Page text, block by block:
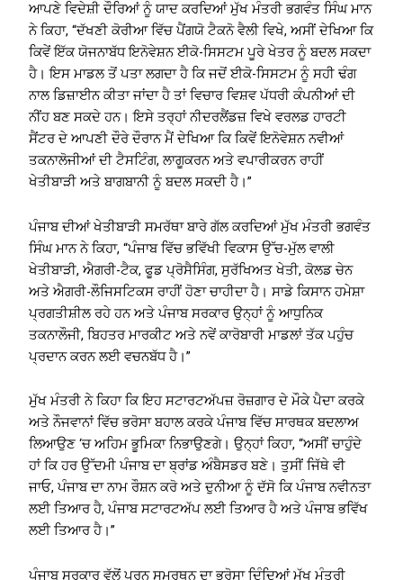
ਆਪਣੇ ਵਿਦੇਸ਼ੀ ਦੌਰਿਆਂ ਨੂੰ ਯਾਦ ਕਰਦਿਆਂ ਮੁੱਖ ਮੰਤਰੀ ਭਗਵੰਤ ਸਿੰਘ ਮਾਨ
ਨੇ ਕਿਹਾ, “ਦੱਖਣੀ ਕੋਰੀਆ ਵਿੱਚ ਪੈਂਗਯੋ ਟੈਕਨੋ ਵੈਲੀ ਵਿਖੇ, ਅਸੀਂ ਦੇਖਿਆ ਕਿ
ਕਿਵੇਂ ਇੱਕ ਯੋਜਨਾਬੱਧ ਇਨੋਵੇਸ਼ਨ ਈਕੋ-ਸਿਸਟਮ ਪੂਰੇ ਖੇਤਰ ਨੂੰ ਬਦਲ ਸਕਦਾ
ਹੈ। ਇਸ ਮਾਡਲ ਤੋਂ ਪਤਾ ਲਗਦਾ ਹੈ ਕਿ ਜਦੋਂ ਈਕੋ-ਸਿਸਟਮ ਨੂੰ ਸਹੀ ਢੰਗ
ਨਾਲ ਡਿਜ਼ਾਈਨ ਕੀਤਾ ਜਾਂਦਾ ਹੈ ਤਾਂ ਵਿਚਾਰ ਵਿਸ਼ਵ ਪੱਧਰੀ ਕੰਪਨੀਆਂ ਦੀ
ਨੀਂਹ ਬਣ ਸਕਦੇ ਹਨ। ਇਸੇ ਤਰ੍ਹਾਂ ਨੀਦਰਲੈਂਡਜ਼ ਵਿਖੇ ਵਰਲਡ ਹਾਰਟੀ
ਸੈਂਟਰ ਦੇ ਆਪਣੀ ਦੌਰੇ ਦੌਰਾਨ ਮੈਂ ਦੇਖਿਆ ਕਿ ਕਿਵੇਂ ਇਨੋਵੇਸ਼ਨ ਨਵੀਆਂ
ਤਕਨਾਲੋਜੀਆਂ ਦੀ ਟੈਸਟਿੰਗ, ਲਾਗੂਕਰਨ ਅਤੇ ਵਪਾਰੀਕਰਨ ਰਾਹੀਂ
ਖੇਤੀਬਾੜੀ ਅਤੇ ਬਾਗਬਾਨੀ ਨੂੰ ਬਦਲ ਸਕਦੀ ਹੈ।”
ਪੰਜਾਬ ਦੀਆਂ ਖੇਤੀਬਾੜੀ ਸਮਰੱਥਾ ਬਾਰੇ ਗੱਲ ਕਰਦਿਆਂ ਮੁੱਖ ਮੰਤਰੀ ਭਗਵੰਤ
ਸਿੰਘ ਮਾਨ ਨੇ ਕਿਹਾ, “ਪੰਜਾਬ ਵਿੱਚ ਭਵਿੱਖੀ ਵਿਕਾਸ ਉੱਚ-ਮੁੱਲ ਵਾਲੀ
ਖੇਤੀਬਾੜੀ, ਐਗਰੀ-ਟੈਕ, ਫੂਡ ਪ੍ਰੋਸੈਸਿੰਗ, ਸੁਰੱਖਿਅਤ ਖੇਤੀ, ਕੋਲਡ ਚੇਨ
ਅਤੇ ਐਗਰੀ-ਲੌਜਿਸਟਿਕਸ ਰਾਹੀਂ ਹੋਣਾ ਚਾਹੀਦਾ ਹੈ। ਸਾਡੇ ਕਿਸਾਨ ਹਮੇਸ਼ਾ
ਪ੍ਰਗਤੀਸ਼ੀਲ ਰਹੇ ਹਨ ਅਤੇ ਪੰਜਾਬ ਸਰਕਾਰ ਉਨ੍ਹਾਂ ਨੂੰ ਆਧੁਨਿਕ
ਤਕਨਾਲੌਜੀ, ਬਿਹਤਰ ਮਾਰਕੀਟ ਅਤੇ ਨਵੇਂ ਕਾਰੋਬਾਰੀ ਮਾਡਲਾਂ ਤੱਕ ਪਹੁੰਚ
ਪ੍ਰਦਾਨ ਕਰਨ ਲਈ ਵਚਨਬੱਧ ਹੈ।”
ਮੁੱਖ ਮੰਤਰੀ ਨੇ ਕਿਹਾ ਕਿ ਇਹ ਸਟਾਰਟਅੱਪਜ਼ ਰੋਜ਼ਗਾਰ ਦੇ ਮੌਕੇ ਪੈਦਾ ਕਰਕੇ
ਅਤੇ ਨੌਜਵਾਨਾਂ ਵਿੱਚ ਭਰੋਸਾ ਬਹਾਲ ਕਰਕੇ ਪੰਜਾਬ ਵਿੱਚ ਸਾਰਥਕ ਬਦਲਾਅ
ਲਿਆਉਣ ‘ਚ ਅਹਿਮ ਭੂਮਿਕਾ ਨਿਭਾਉਣਗੇ। ਉਨ੍ਹਾਂ ਕਿਹਾ, “ਅਸੀਂ ਚਾਹੁੰਦੇ
ਹਾਂ ਕਿ ਹਰ ਉੱਦਮੀ ਪੰਜਾਬ ਦਾ ਬ੍ਰਾਂਡ ਅੰਬੈਸਡਰ ਬਣੇ। ਤੁਸੀਂ ਜਿੱਥੇ ਵੀ
ਜਾਓ, ਪੰਜਾਬ ਦਾ ਨਾਮ ਰੌਸ਼ਨ ਕਰੋ ਅਤੇ ਦੁਨੀਆ ਨੂੰ ਦੱਸੋ ਕਿ ਪੰਜਾਬ ਨਵੀਨਤਾ
ਲਈ ਤਿਆਰ ਹੈ, ਪੰਜਾਬ ਸਟਾਰਟਅੱਪ ਲਈ ਤਿਆਰ ਹੈ ਅਤੇ ਪੰਜਾਬ ਭਵਿੱਖ
ਲਈ ਤਿਆਰ ਹੈ।”
ਪੰਜਾਬ ਸਰਕਾਰ ਵੱਲੋਂ ਪੂਰਨ ਸਮਰਥਨ ਦਾ ਭਰੋਸਾ ਦਿੰਦਿਆਂ ਮੁੱਖ ਮੰਤਰੀ